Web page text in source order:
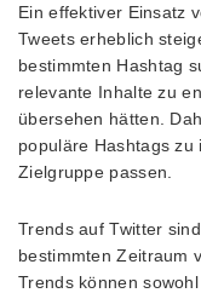
Ein effektiver Einsatz
Tweets erheblich
bestimmten Hashtag
relevante Inhalte zu
übersehen hätten.
populäre Hashtags
Zielgruppe passen.
Trends auf Twitter
bestimmten Zeitraum
Trends können